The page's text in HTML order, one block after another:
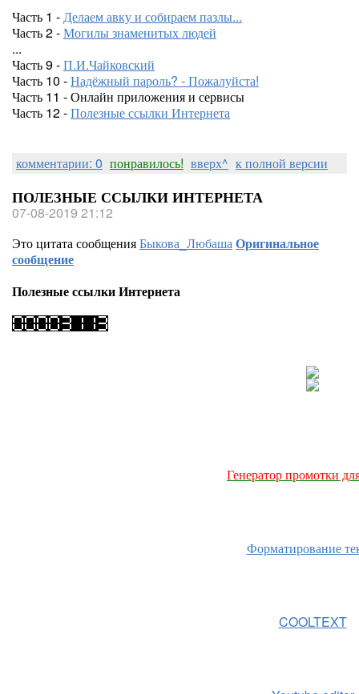
Часть 1 -Делаем авку и собираем пазлы...
Часть 2 -Могилы знаменитых людей
...
Часть 9 -П.И.Чайковский
Часть 10 -Надёжный пароль? - Пожалуйста!
Часть 11 - Онлайн приложения и сервисы
Часть 12 -Полезные ссылки Интернета
комментарии: 0 понравилось! вверх^ к полной версии
ПОЛЕЗНЫЕ ССЫЛКИ ИНТЕРНЕТА
07-08-2019 21:12
Это цитата сообщенияБыкова_ЛюбашаОригинальное
сообщение
Полезные ссылки Интернета
Генератор промотки
Форматирование
COOLTEXT